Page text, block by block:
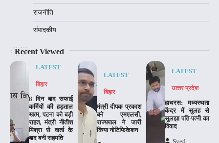
राजनीति
संपादकीय
Recent Viewed
LATEST
बिहार
8 दिन बाद सफाई
कर्मियों की हड़ताल
खत्म, पटना को बड़ी
राहत, मंत्री नीतीश
मिश्रा से वार्ता के
बाद बनी सहमति
LATEST
बिहार
मंत्री दीपक प्रकाश
बने एमएलसी,
राज्यपाल ने जारी
किया नोटिफिकेशन
LATEST
उत्‍तर प्रदेश
हाथरस: मध्यस्थता
केंद्र में सुलह से
सुलझा पति-पत्नी का
विवाद
Syed